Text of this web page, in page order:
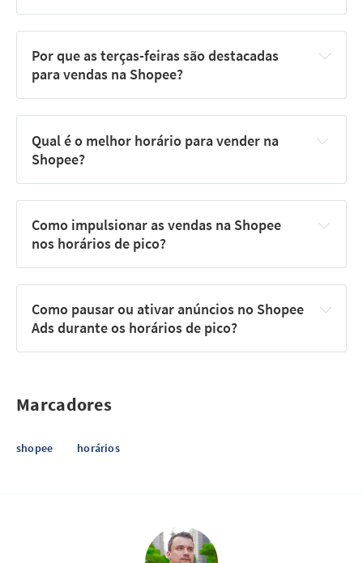
Por que as terças-feiras são destacadas
para vendas na Shopee?
Qual é o melhor horário para vender na
Shopee?
Como impulsionar as vendas na Shopee
nos horários de pico?
Como pausar ou ativar anúncios no Shopee
Ads durante os horários de pico?
Marcadores
shopee horários